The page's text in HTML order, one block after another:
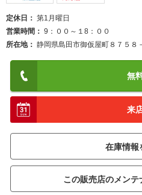
定休日
第1月曜日
営業時間
9：００～１8：００
所在地
静岡県島田市御仮屋町８７５８
無
来
この販売店のメンテ